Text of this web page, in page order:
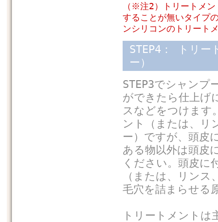
（※注2）トリートメ
することが無いタイプ
ンシリコンのトリート
STEP4： トリー
ー）
STEP3でシャンプ
ができたら仕上げ
スなどをつけます
ント（または、リ
ー）ですが、頭皮
ある物以外は頭皮
ください。頭皮に
（または、リン
毛穴を詰まらせる
トリートメントは